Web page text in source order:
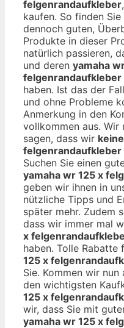
felgenrandaufkleber
kaufen. So finden
dennoch guten,
Produkte in dieser
natürlich passieren,
und deren yamaha
felgenrandaufkleber
haben. Ist das der
und ohne Probleme
Anmerkung in den
vollkommen aus. Wir
sagen, dass wir
felgenrandaufkleber
Suchen Sie einen
yamaha wr 125 x
geben wir ihnen in
nützliche Tipps und
später mehr. Zudem
dass wir immer mal
x
haben. Tolle Rabatte
125 x
Sie. Kommen wir
den wichtigsten
125 x
wir, dass Sie mit
yamaha wr 125 x